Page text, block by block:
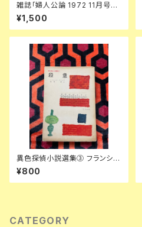
雑誌「婦人公論 1972 11月号」
表紙:金子國義 中央公論社 澁澤
龍彦 ダリ 後藤明生 倉橋由美子
中野良子
¥1,500
異色探偵小説選集③ フランシ
ス・アイルズ「殺意」延原謙 訳 初
版 装幀:花森安治 日本出版共同
株式会社
¥800
CATEGORY